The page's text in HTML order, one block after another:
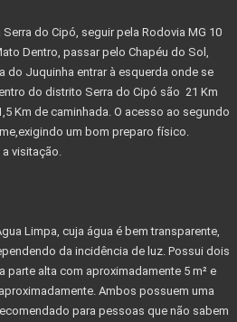
do Cipó, seguir pela Rodovia MG 10
Dentro, passar pelo Chapéu do Sol,
do Juquinha entrar à esquerda onde se
do distrito Serra do Cipó são 21 Km
Km de caminhada. O acesso ao segundo
um bom preparo físico.
visitação.
Limpa, cuja água é bem transparente,
da incidência de luz. Possui dois
parte alta com aproximadamente 5 m² e
Ambos possuem uma
para pessoas que não sabem